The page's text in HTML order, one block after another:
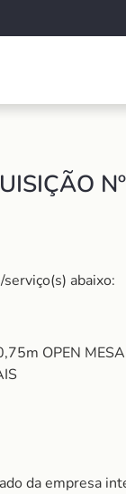
abaixo:
OPEN
da empresa